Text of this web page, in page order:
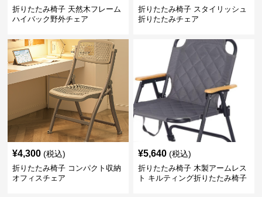
折りたたみ椅子 天然木フレーム
ハイバック野外チェア
折りたたみ椅子 スタイリッシュ
折りたたみチェア
¥4,300 (税込)
折りたたみ椅子 コンパクト収納
オフィスチェア
¥5,640 (税込)
折りたたみ椅子 木製アームレス
ト キルティング折りたたみ椅子